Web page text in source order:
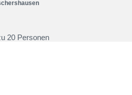
20 Personen